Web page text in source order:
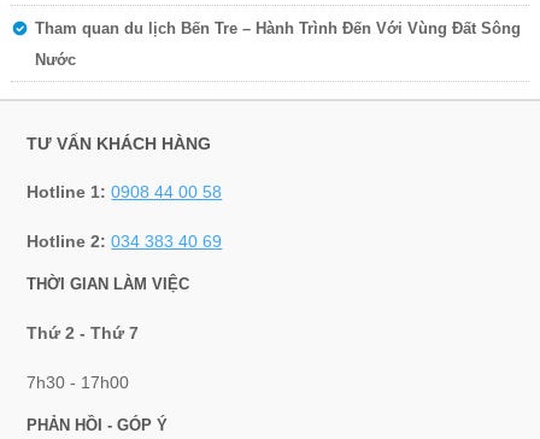
Tham quan du lịch Bến Tre – Hành Trình Đến Với Vùng Đất Sông
Nước
TƯ VẤN KHÁCH HÀNG
Hotline 1:0908 44 00 58
Hotline 2:034 383 40 69
THỜI GIAN LÀM VIỆC
Thứ 2 - Thứ 7
7h30 - 17h00
PHẢN HỒI - GÓP Ý